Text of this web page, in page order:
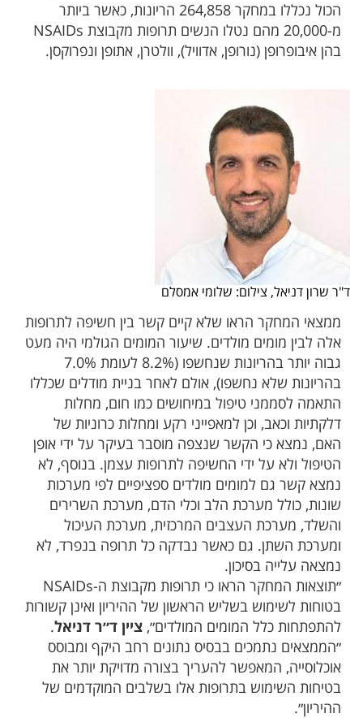
הכול נכללו במחקר 264,858 הריונות, כאשר ביותר
מ-20,000 מהם נטלו הנשים תרופות מקבוצת NSAIDs
בהן איבופרופן (נורופן, אדוויל), וולטרן, אתופן ונפרוקסן.
ד"ר שרון דניאל, צילום: שלומי אמסלם
ממצאי המחקר הראו שלא קיים קשר בין חשיפה לתרופות
אלה לבין מומים מולדים. שיעור המומים הגולמי היה מעט
גבוה יותר בהריונות שנחשפו (8.2% לעומת 7.0%
בהריונות שלא נחשפו), אולם לאחר בניית מודלים שכללו
התאמה לסממני טיפול במיחושים כמו חום, מחלות
דלקתיות וכאב, וכן למאפייני רקע ומחלות כרוניות של
האם, נמצא כי הקשר שנצפה מוסבר בעיקר על ידי אופן
הטיפול ולא על ידי החשיפה לתרופות עצמן. בנוסף, לא
נמצא קשר גם למומים מולדים ספציפיים לפי מערכות
שונות, כולל מערכת הלב וכלי הדם, מערכת השרירים
והשלד, מערכת העצבים המרכזית, מערכת העיכול
ומערכת השתן. גם כאשר נבדקה כל תרופה בנפרד, לא
נמצאה עלייה בסיכון.
״תוצאות המחקר הראו כי תרופות מקבוצת ה-NSAIDs
בטוחות לשימוש בשליש הראשון של ההיריון ואינן קשורות
להתפתחות כלל המומים המולדים״,ציין ד״ר דניאל.
״הממצאים נתמכים בבסיס נתונים רחב היקף ומבוסס
אוכלוסייה, המאפשר להעריך בצורה מדויקת יותר את
בטיחות השימוש בתרופות אלו בשלבים המוקדמים של
ההיריון״.